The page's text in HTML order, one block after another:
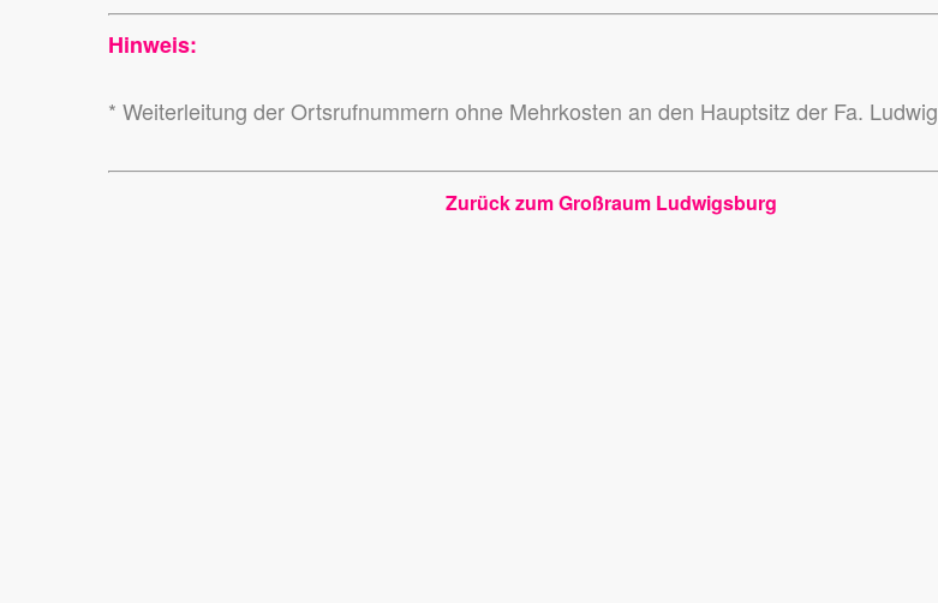
Hinweis:
* Weiterleitung der Ortsrufnummern ohne Mehrkosten an den Hauptsitz der Fa. Ludwig
Zurück zum Großraum Ludwigsburg